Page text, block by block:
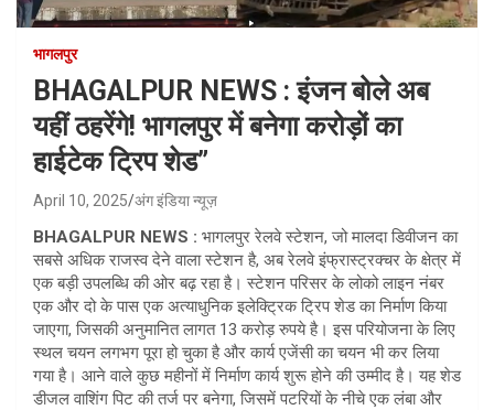
भागलपुर
BHAGALPUR NEWS : इंजन बोले अब
यहीं ठहरेंगे! भागलपुर में बनेगा करोड़ों का
हाईटेक ट्रिप शेड”
April 10, 2025 अंग इंडिया न्यूज़
BHAGALPUR NEWS : भागलपुर रेलवे स्टेशन, जो मालदा डिवीजन का
सबसे अधिक राजस्व देने वाला स्टेशन है, अब रेलवे इंफ्रास्ट्रक्चर के क्षेत्र में
एक बड़ी उपलब्धि की ओर बढ़ रहा है। स्टेशन परिसर के लोको लाइन नंबर
एक और दो के पास एक अत्याधुनिक इलेक्ट्रिक ट्रिप शेड का निर्माण किया
जाएगा, जिसकी अनुमानित लागत 13 करोड़ रुपये है। इस परियोजना के लिए
स्थल चयन लगभग पूरा हो चुका है और कार्य एजेंसी का चयन भी कर लिया
गया है। आने वाले कुछ महीनों में निर्माण कार्य शुरू होने की उम्मीद है। यह शेड
डीजल वाशिंग पिट की तर्ज पर बनेगा, जिसमें पटरियों के नीचे एक लंबा और